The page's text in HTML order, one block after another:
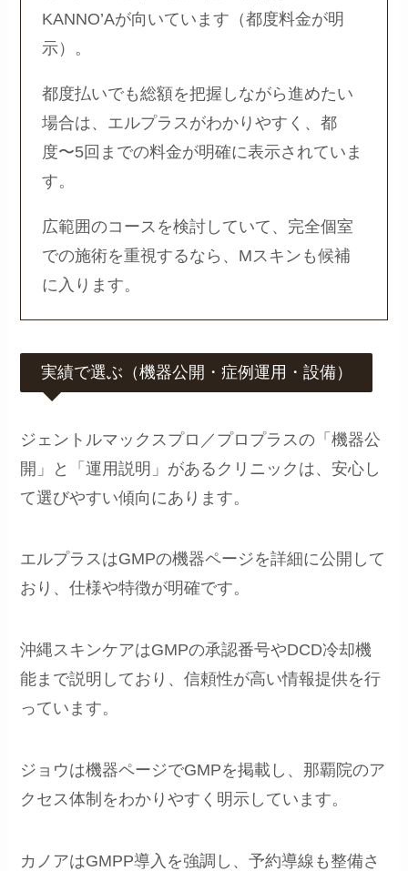
KANNO’Aが向いています（都度料金が明
示）。
都度払いでも総額を把握しながら進めたい
場合は、エルプラスがわかりやすく、都
度〜5回までの料金が明確に表示されていま
す。
広範囲のコースを検討していて、完全個室
での施術を重視するなら、Mスキンも候補
に入ります。
実績で選ぶ（機器公開・症例運用・設備）
ジェントルマックスプロ／プロプラスの「機器公
開」と「運用説明」があるクリニックは、安心し
て選びやすい傾向にあります。
エルプラスはGMPの機器ページを詳細に公開して
おり、仕様や特徴が明確です。
沖縄スキンケアはGMPの承認番号やDCD冷却機
能まで説明しており、信頼性が高い情報提供を行
っています。
ジョウは機器ページでGMPを掲載し、那覇院のア
クセス体制をわかりやすく明示しています。
カノアはGMPP導入を強調し、予約導線も整備さ